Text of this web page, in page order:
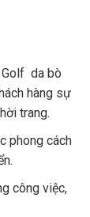
Golf da bò
hàng sự
trang.
phong cách
công việc,